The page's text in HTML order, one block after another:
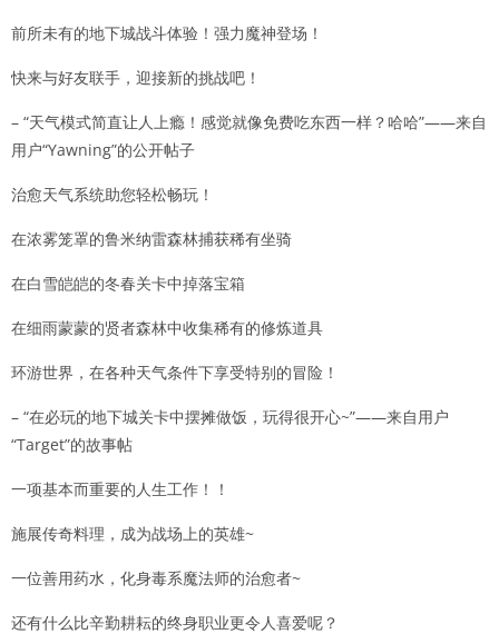
前所未有的地下城战斗体验！强力魔神登场！
快来与好友联手，迎接新的挑战吧！
– “天气模式简直让人上瘾！感觉就像免费吃东西一样？哈哈”——来自
用户“Yawning”的公开帖子
治愈天气系统助您轻松畅玩！
在浓雾笼罩的鲁米纳雷森林捕获稀有坐骑
在白雪皑皑的冬春关卡中掉落宝箱
在细雨蒙蒙的贤者森林中收集稀有的修炼道具
环游世界，在各种天气条件下享受特别的冒险！
– “在必玩的地下城关卡中摆摊做饭，玩得很开心~”——来自用户
“Target”的故事帖
一项基本而重要的人生工作！！
施展传奇料理，成为战场上的英雄~
一位善用药水，化身毒系魔法师的治愈者~
还有什么比辛勤耕耘的终身职业更令人喜爱呢？